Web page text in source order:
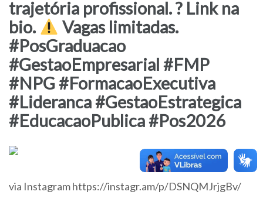
trajetória profissional. ? Link na
bio.
Vagas limitadas.
#PosGraduacao
#GestaoEmpresarial #FMP
#NPG #FormacaoExecutiva
#Lideranca #GestaoEstrategica
#EducacaoPublica #Pos2026
via Instagram https://instagr.am/p/DSNQMJrjgBv/